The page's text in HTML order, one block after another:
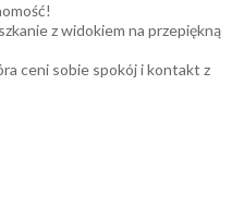
z widokiem na przepiękną
ceni sobie spokój i kontakt z